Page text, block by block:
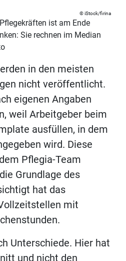
iStock/firina
ist am Ende
Sie rechnen im Median
in den meisten
nicht veröffentlicht.
eigenen Angaben
weil Arbeitgeber beim
ausfüllen, in dem
wird. Diese
Pflegia-Team
Grundlage des
hat das
mit
Unterschiede. Hier hat
und nicht den